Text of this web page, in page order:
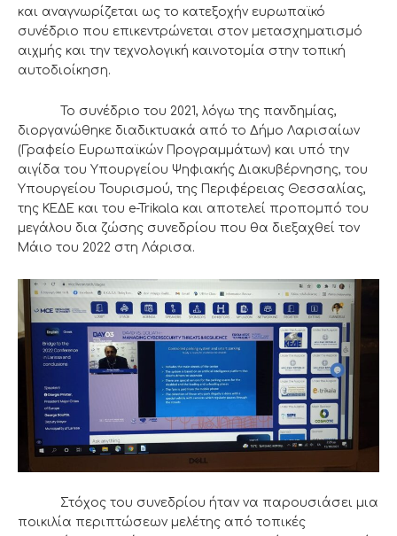
και αναγνωρίζεται ως το κατεξοχήν ευρωπαϊκό
συνέδριο που επικεντρώνεται στον μετασχηματισμό
αιχμής και την τεχνολογική καινοτομία στην τοπική
αυτοδιοίκηση.
Το συνέδριο του 2021, λόγω της πανδημίας,
διοργανώθηκε διαδικτυακά από το Δήμο Λαρισαίων
(Γραφείο Ευρωπαϊκών Προγραμμάτων) και υπό την
αιγίδα του Υπουργείου Ψηφιακής Διακυβέρνησης, του
Υπουργείου Τουρισμού, της Περιφέρειας Θεσσαλίας,
της ΚΕΔΕ και του e-Trikala και αποτελεί προπομπό του
μεγάλου δια ζώσης συνεδρίου που θα διεξαχθεί τον
Μάιο του 2022 στη Λάρισα.
Στόχος του συνεδρίου ήταν να παρουσιάσει μια
ποικιλία περιπτώσεων μελέτης από τοπικές